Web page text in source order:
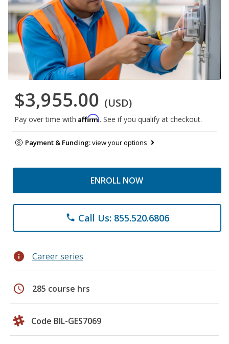
$3,955.00 (USD)
Pay over time with Affirm. See if you qualify at checkout.
Payment & Funding:view your options
ENROLL NOW
phone Call Us: 855.520.6806
info Career series
schedule 285 course hrs
Code BIL-GES7069